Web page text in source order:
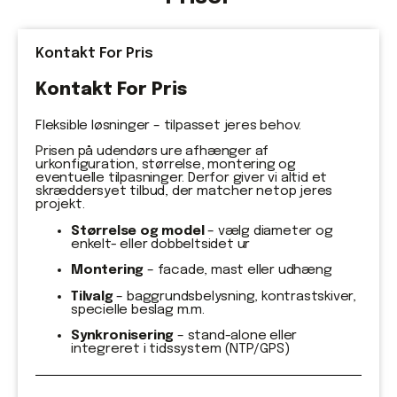
Kontakt For Pris
Kontakt For Pris
Fleksible løsninger – tilpasset jeres behov.
Prisen på udendørs ure afhænger af
urkonfiguration, størrelse, montering og
eventuelle tilpasninger. Derfor giver vi altid et
skræddersyet tilbud, der matcher netop jeres
projekt.
Størrelse og model – vælg diameter og
enkelt- eller dobbeltsidet ur
Montering – facade, mast eller udhæng
Tilvalg– baggrundsbelysning, kontrastskiver,
specielle beslag m.m.
Synkronisering – stand-alone eller
integreret i tidssystem (NTP/GPS)